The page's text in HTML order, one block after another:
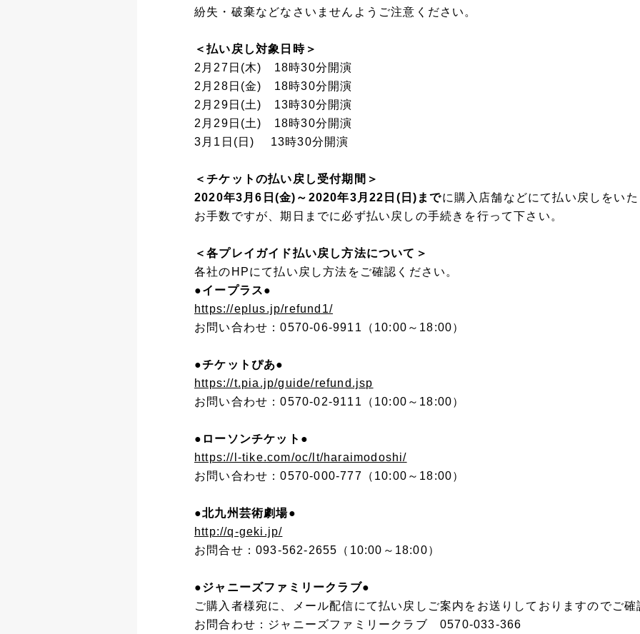
紛失・破棄などなさいませんようご注意ください。
＜払い戻し対象日時＞
2月27日(木) 18時30分開演
2月28日(金) 18時30分開演
2月29日(土) 13時30分開演
2月29日(土) 18時30分開演
3月1日(日) 13時30分開演
＜チケットの払い戻し受付期間＞
2020年3月6日(金)～2020年3月22日(日)までに購入店舗などにて払い戻しをい
お手数ですが、期日までに必ず払い戻しの手続きを行って下さい。
＜各プレイガイド払い戻し方法について＞
各社のHPにて払い戻し方法をご確認ください。
●イープラス●
https://eplus.jp/refund1/
お問い合わせ：0570-06-9911（10:00～18:00）
●チケットぴあ●
https://t.pia.jp/guide/refund.jsp
お問い合わせ：0570-02-9111（10:00～18:00）
●ローソンチケット●
https://l-tike.com/oc/lt/haraimodoshi/
お問い合わせ：0570-000-777（10:00～18:00）
●北九州芸術劇場●
http://q-geki.jp/
お問合せ：093-562-2655（10:00～18:00）
●ジャニーズファミリークラブ●
ご購入者様宛に、メール配信にて払い戻しご案内をお送りしておりますのでご
お問合わせ：ジャニーズファミリークラブ 0570-033-366